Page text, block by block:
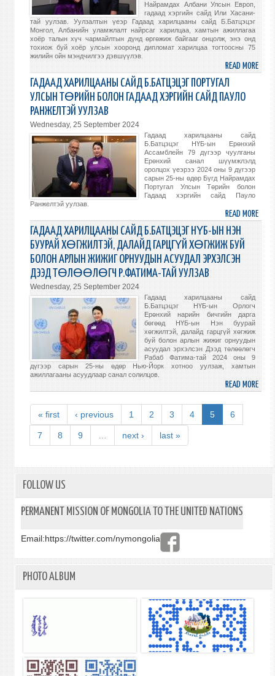
ҮГ
Найрамдах Албани Улсын Европ,
гадаад хэргийн сайд Или Хасани-
тай уулзав. Уулзалтын үеэр Гадаад харилцааны сайд Б.Батцэцэг
Монгол, Албанийн уламжлалт найрсаг харилцаа, хамтын ажиллагаа
хоёр талын хүч чармайлтын дүнд өргөжиж байгааг онцолж, энэ онд
тохиож буй хоёр улсын хооронд дипломат харилцаа тогтоосны 75
жилийн ойн мэндчилгээ дэвшүүлэв.
READ MORE
ИГЛИ
ТАЙ
ГАДААД ХАРИЛЦААНЫ САЙД Б.БАТЦЭЦЭГ ПОРТУГАЛ
УЛСЫН ТӨРИЙН БОЛОН ГАДААД ХЭРГИЙН САЙД ПАУЛО
РАНЖЕЛТЭЙ УУЛЗАВ
Wednesday, 25 September 2024
Гадаад харилцааны сайд
Б.Батцэцэг НҮБ-ын Ерөнхий
Ассамблейн 79 дүгээр чуулганы
Ерөнхий санал шүүмжлэлд
оролцох үеэрээ 2024 оны 9 дүгээр
сарын 25-ны өдөр Бүгд Найрамдах
Португал Улсын Төрийн болон
Гадаад хэргийн сайд Пауло
Ранжелтэй уулзав.
READ MORE
ГАДААД ХАРИЛЦААНЫ САЙД Б.БАТЦЭЦЭГ НҮБ-ЫН НЭН
БУУРАЙ ХӨГЖИЛТЭЙ, ДАЛАЙД ГАРЦГҮЙ ХӨГЖИЖ БУЙ
БОЛОН АРЛЫН ЖИЖИГ ОРНУУДЫН АСУУДАЛ ЭРХЭЛСЭН
ДЭЭД ТӨЛӨӨЛӨГЧ Р.ФАТИМА-ТАЙ УУЛЗАВ
Wednesday, 25 September 2024
Гадаад харилцааны сайд
Б.Батцэцэг НҮБ-ын Орлогч
Ерөнхий нарийн бичгийн дарга
бөгөөд НҮБ-ын Нэн буурай
хөгжилтэй, далайд гарцгүй хөгжиж
буй болон арлын жижиг орнуудын
асуудал эрхэлсэн Дээд төлөөлөгч
Рабаб Фатима-тай 2024 оны 9
дүгээр сарын 25-ны өдөр Нью-Йорк хотноо уулзаж, хамтын
ажиллагааны асуудлаар санал солилцов.
READ MORE
НҮБ-
НЭН
« first ‹ previous 1 2 3 4 5 6
7 8 9 next › last »
FOLLOW US
PERMANENT MISSION OF MONGOLIA TO THE UNITED NATIONS
Email:https://twitter.com/nymongolia
PHOTO ALBUM